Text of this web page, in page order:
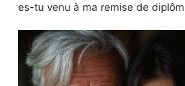
es-tu venu à ma remise de